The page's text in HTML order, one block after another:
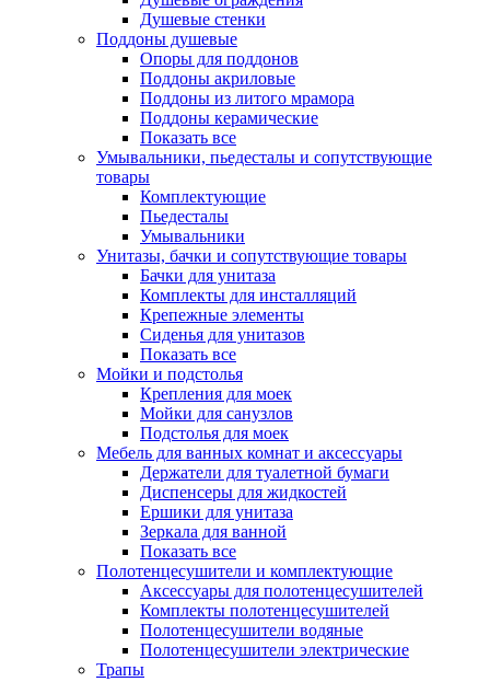
Душевые стенки
Поддоны душевые
Опоры для поддонов
Поддоны акриловые
Поддоны из литого мрамора
Поддоны керамические
Показать все
Умывальники, пьедесталы и сопутствующие
товары
Комплектующие
Пьедесталы
Умывальники
Унитазы, бачки и сопутствующие товары
Бачки для унитаза
Комплекты для инсталляций
Крепежные элементы
Сиденья для унитазов
Показать все
Мойки и подстолья
Крепления для моек
Мойки для санузлов
Подстолья для моек
Мебель для ванных комнат и аксессуары
Держатели для туалетной бумаги
Диспенсеры для жидкостей
Ершики для унитаза
Зеркала для ванной
Показать все
Полотенцесушители и комплектующие
Аксессуары для полотенцесушителей
Комплекты полотенцесушителей
Полотенцесушители водяные
Полотенцесушители электрические
Трапы